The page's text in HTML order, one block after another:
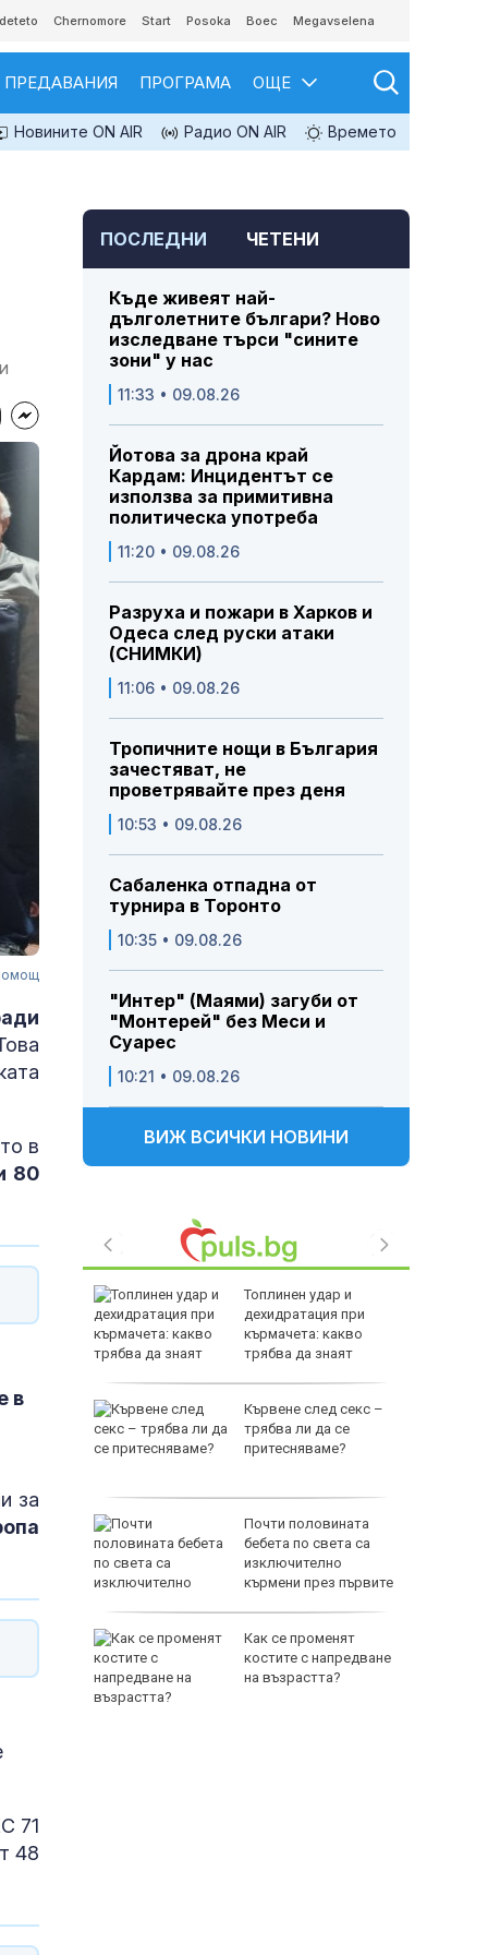
Chernomore Start Posoka Boec Megavselena
ПРЕДАВАНИЯ ПРОГРАМА ОЩЕ
Новините ON AIR Радио ON AIR Времето
в
80
в
за
71
48
ПОСЛЕДНИ ЧЕТЕНИ
Къде живеят най-
дълголетните българи? Ново
изследване търси "сините
зони" у нас
11:33 • 09.08.26
Йотова за дрона край
Кардам: Инцидентът се
използва за примитивна
политическа употреба
11:20 • 09.08.26
Разруха и пожари в Харков и
Одеса след руски атаки
(СНИМКИ)
11:06 • 09.08.26
Тропичните нощи в България
зачестяват, не
проветрявайте през деня
10:53 • 09.08.26
Сабаленка отпадна от
турнира в Торонто
10:35 • 09.08.26
"Интер" (Маями) загуби от
"Монтерей" без Меси и
Суарес
10:21 • 09.08.26
ВИЖ ВСИЧКИ НОВИНИ
в
под
Топлинен удар и
дехидратация при
кърмачета: какво
трябва да знаят
Кървене след секс –
трябва ли да се
притесняваме?
Почти половината
бебета по света са
изключително
кърмени през първите
Как се променят
костите с напредване
на възрастта?